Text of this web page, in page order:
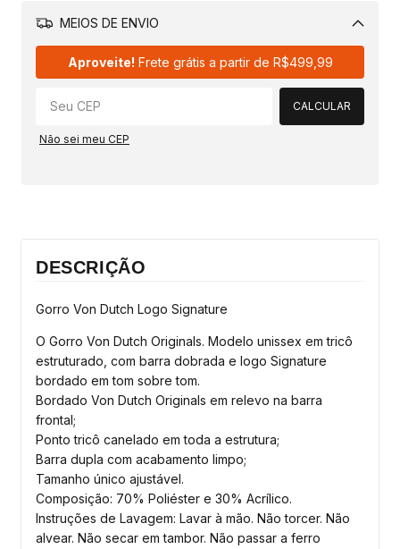
MEIOS DE ENVIO
Aproveite! Frete grátis a partir de R$499,99
CALCULAR
Não sei meu CEP
DESCRIÇÃO
Gorro Von Dutch Logo Signature
O Gorro Von Dutch Originals. Modelo unissex em tricô
estruturado, com barra dobrada e logo Signature
bordado em tom sobre tom.
Bordado Von Dutch Originals em relevo na barra
frontal;
Ponto tricô canelado em toda a estrutura;
Barra dupla com acabamento limpo;
Tamanho único ajustável.
Composição: 70% Poliéster e 30% Acrílico.
Instruções de Lavagem: Lavar à mão. Não torcer. Não
alvear. Não secar em tambor. Não passar a ferro